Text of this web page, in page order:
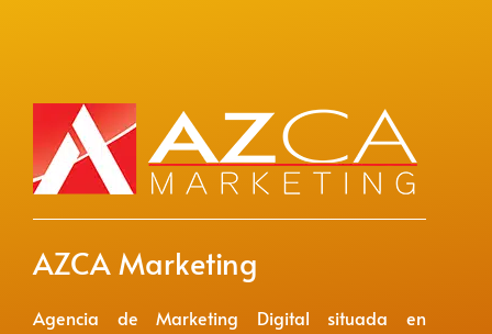
AZCA Marketing
Agencia de Marketing Digital situada en